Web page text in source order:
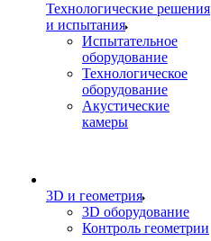
Технологические решения
и испытания
Испытательное
оборудование
Технологическое
оборудование
Акустические
камеры
3D и геометрия
3D оборудование
Контроль геометрии